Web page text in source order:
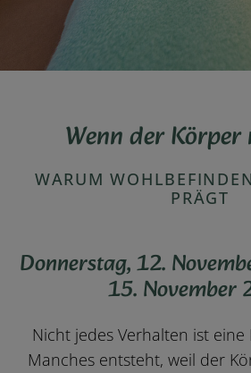
Wenn der
WARUM
PRÄGT
Donnerstag, 12.
15. November
Nicht jedes Verhalten ist eine
Manches entsteht, weil der